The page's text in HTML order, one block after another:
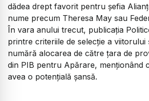
dădea drept favorit pentru șefia
nume precum Theresa May sau
În vara anului trecut, publicația
printre criteriile de selecție a viitorului
numără alocarea de către țara de
din PIB pentru Apărare, menționând
avea o potențială șansă.